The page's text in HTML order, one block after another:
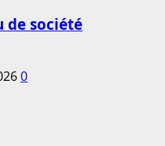
de société
0